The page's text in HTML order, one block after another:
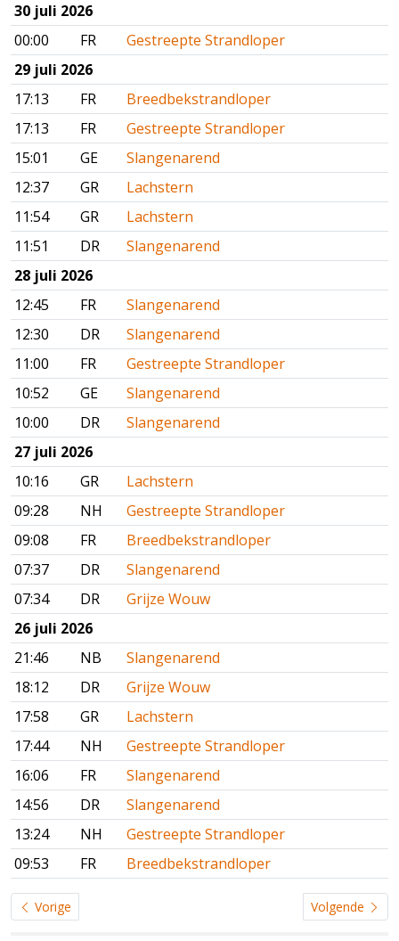
30 juli 2026
00:00
FR
Gestreepte Strandloper
29 juli 2026
17:13
FR
Breedbekstrandloper
17:13
FR
Gestreepte Strandloper
15:01
GE
Slangenarend
12:37
GR
Lachstern
11:54
GR
Lachstern
11:51
DR
Slangenarend
28 juli 2026
12:45
FR
Slangenarend
12:30
DR
Slangenarend
11:00
FR
Gestreepte Strandloper
10:52
GE
Slangenarend
10:00
DR
Slangenarend
27 juli 2026
10:16
GR
Lachstern
09:28
NH
Gestreepte Strandloper
09:08
FR
Breedbekstrandloper
07:37
DR
Slangenarend
07:34
DR
Grijze Wouw
26 juli 2026
21:46
NB
Slangenarend
18:12
DR
Grijze Wouw
17:58
GR
Lachstern
17:44
NH
Gestreepte Strandloper
16:06
FR
Slangenarend
14:56
DR
Slangenarend
13:24
NH
Gestreepte Strandloper
09:53
FR Breedbekstrandloper
Vorige Volgende